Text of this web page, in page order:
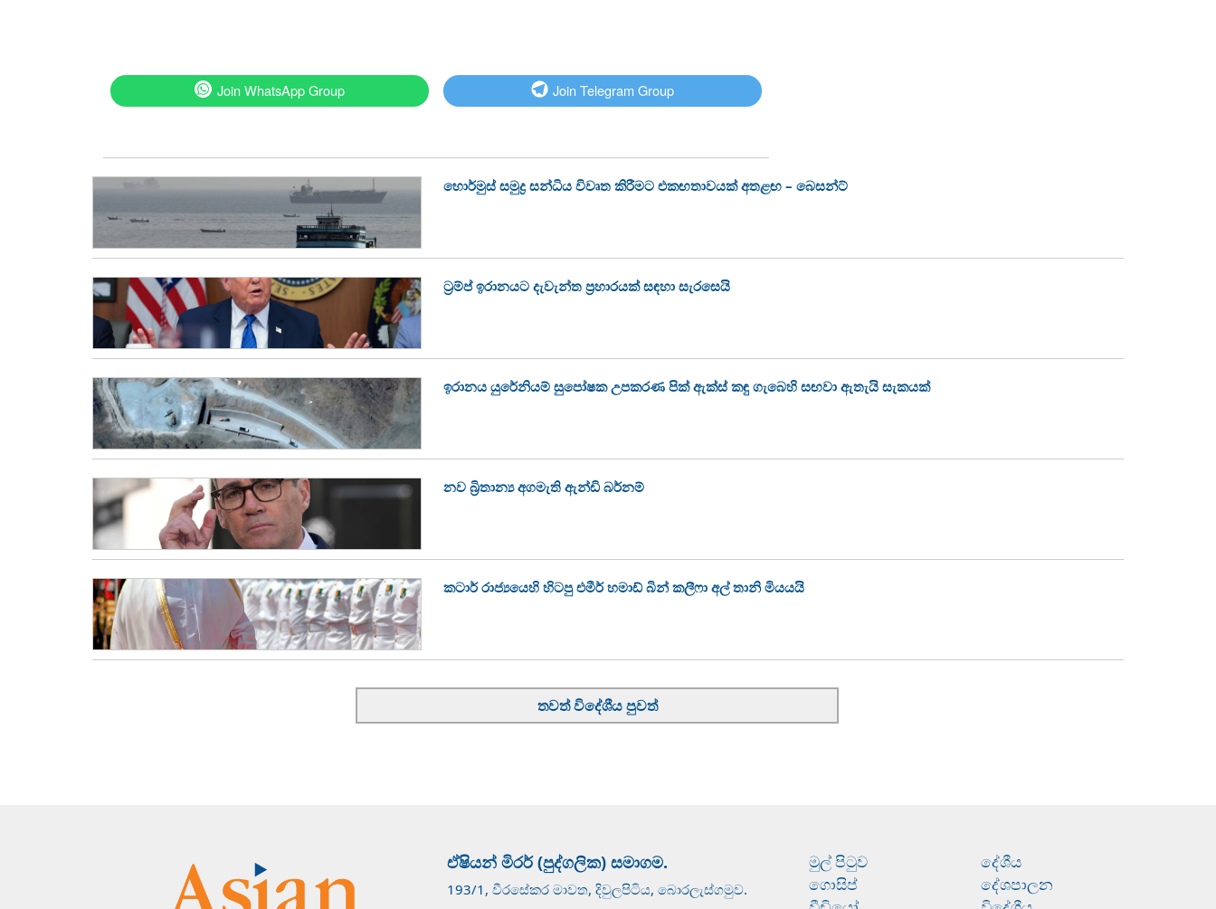
Join WhatsApp Group Join Telegram Group
හොර්මුස් සමුද්‍ර සන්ධිය විවෘත කිරීමට එකඟතාවයක් අතළඟ – බෙසන්ට්
ට්‍රම්ප් ඉරානයට දැවැන්ත ප්‍රහාරයක් සඳහා සැරසෙයි
ඉරානය යුරේනියම් සුපෝෂක උපකරණ පික් ඇක්ස් කඳු ගැබෙහි සඟවා ඇතැයි සැකයක්
නව බ්‍රිතාන්‍ය අගමැති ඇන්ඩි බර්නම්
කටාර් රාජ්‍යයෙහි හිටපු එමීර් හමාඩ් බින් කලීෆා අල් තානි මියයයි
තවත් විදේශීය පුවත්
ඒෂියන් මිරර් (පුද්ගලික) සමාගම.
193/1, වීරසේකර මාවත, දිවුලපිටිය, බොරලැස්ගමුව.
මුල් පිටුව
ගොසිප්
දේශීය
දේශපාලන